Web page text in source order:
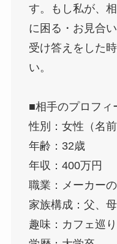
す。もし私が、
に困る・お見合
受け答えをした
い。
■相手のプロフィ
性別：女性（名前
年齢：32歳
年収：400万円
職業：メーカー
家族構成：父、
趣味：カフェ巡